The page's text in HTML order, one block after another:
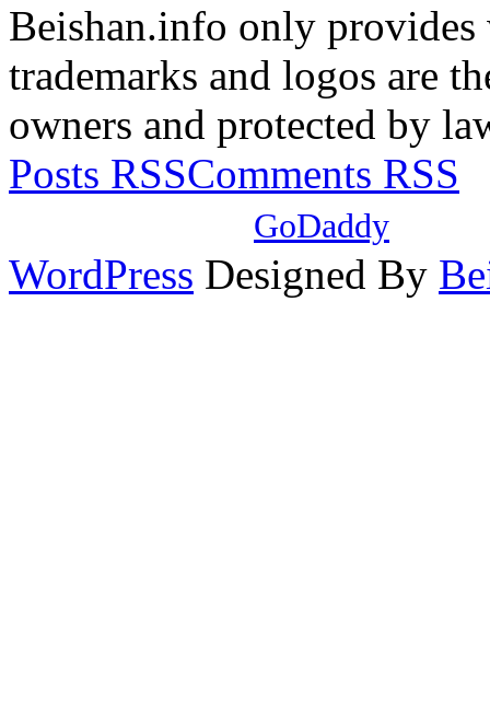
Beishan.info only provides
trademarks and logos are
owners and protected by
Posts RSSComments RSS
GoDaddy
WordPress Designed By